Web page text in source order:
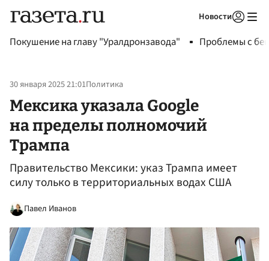
Новости
Покушение на главу "Уралдронзавода" Проблемы с
30 января 2025 21:01Политика
Мексика указала Google
на пределы полномочий
Трампа
Правительство Мексики: указ Трампа имеет
силу только в территориальных водах США
Павел Иванов